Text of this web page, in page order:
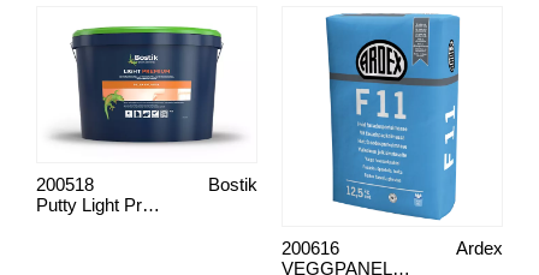
Putty Light Premium
Bostik
200518
VEGGPANELET F11
Ardex
200616